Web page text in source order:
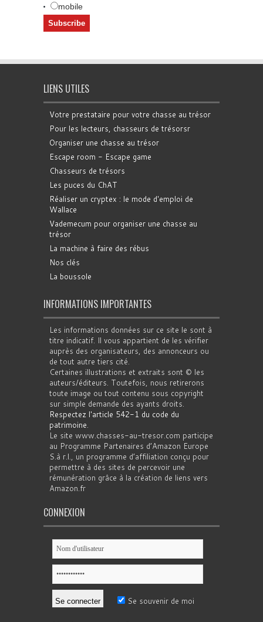
mobile
LIENS UTILES
Votre prestataire pour votre chasse au trésor
Pour les lecteurs, chasseurs de trésorsr
Organiser une chasse au trésor
Escape room - Escape game
Chasseurs de trésors
Les puces du ChAT
Réaliser un cryptex : le mode d'emploi de
Wallace
Vademecum pour organiser une chasse au
trésor
La machine à faire des rébus
Nos clés
La boussole
INFORMATIONS IMPORTANTES
Les informations données sur ce site le sont à
titre indicatif. Il vous appartient de les vérifier
auprès des organisateurs, des annonceurs ou
de tout autre tiers cité.
Certaines illustrations et extraits sont © les
auteurs/éditeurs. Toutefois, nous retirerons
toute image ou tout contenu sous copyright
sur simple demande des ayants droits.
Respectez l'article 542-1 du code du
patrimoine.
Le site www.chasses-au-tresor.com participe
au Programme Partenaires d’Amazon Europe
S.à r.l., un programme d’affiliation conçu pour
permettre à des sites de percevoir une
rémunération grâce à la création de liens vers
Amazon.fr
CONNEXION
Se souvenir de moi